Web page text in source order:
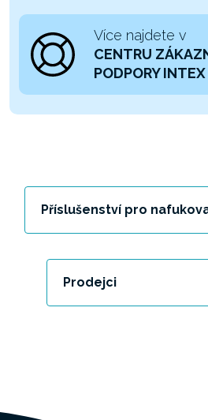
Více najdete v
CENTRU
PODPORY INTEX
Příslušenství pro
Prodejci